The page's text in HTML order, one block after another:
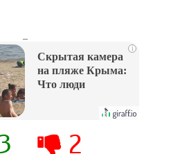
i
Скрытая камера
на пляже Крыма:
Что люди
их не видят...
3 2